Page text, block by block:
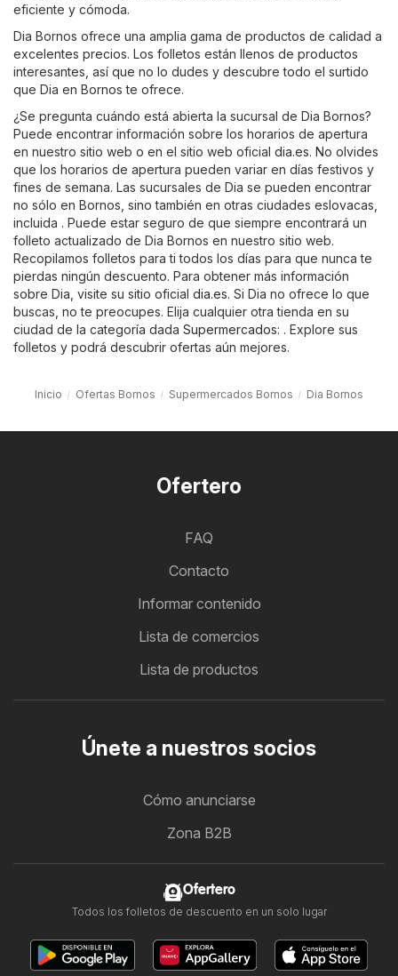
eficiente y cómoda.
Dia Bornos ofrece una amplia gama de productos de calidad a
excelentes precios. Los folletos están llenos de productos
interesantes, así que no lo dudes y descubre todo el surtido
que Dia en Bornos te ofrece.
¿Se pregunta cuándo está abierta la sucursal de Dia Bornos?
Puede encontrar información sobre los horarios de apertura
en nuestro sitio web o en el sitio web oficial dia.es. No olvides
que los horarios de apertura pueden variar en días festivos y
fines de semana. Las sucursales de Dia se pueden encontrar
no sólo en Bornos, sino también en otras ciudades eslovacas,
incluida . Puede estar seguro de que siempre encontrará un
folleto actualizado de Dia Bornos en nuestro sitio web.
Recopilamos folletos para ti todos los días para que nunca te
pierdas ningún descuento. Para obtener más información
sobre Dia, visite su sitio oficial dia.es. Si Dia no ofrece lo que
buscas, no te preocupes. Elija cualquier otra tienda en su
ciudad de la categoría dada Supermercados: . Explore sus
folletos y podrá descubrir ofertas aún mejores.
Inicio Ofertas Bornos Supermercados Bornos Dia Bornos
Ofertero
FAQ
Contacto
Informar contenido
Lista de comercios
Lista de productos
Únete a nuestros socios
Cómo anunciarse
Zona B2B
Ofertero
Todos los folletos de descuento en un solo lugar